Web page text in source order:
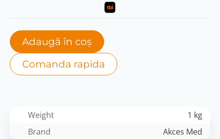
Adaugă în coș
Comanda rapida
Weight
1 kg
Brand
Akces Med